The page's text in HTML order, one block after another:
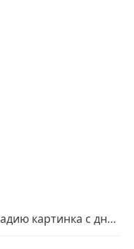
Аркадию картинка с днем рождения